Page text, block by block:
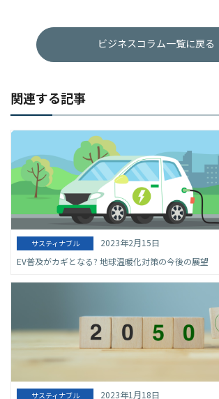
ビジネスコラム一覧に戻る
関連する記事
サスティナブル
2023年2月15日
EV普及がカギとなる? 地球温暖化対策の今後の展望
サスティナブル
2023年1月18日